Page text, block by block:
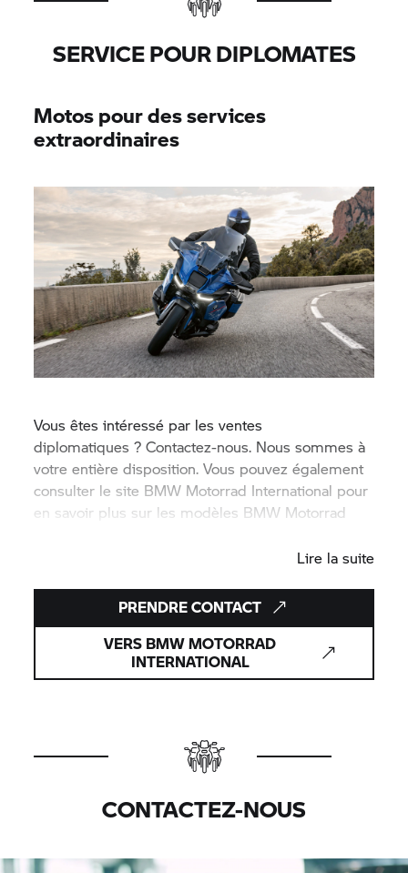
SERVICE POUR DIPLOMATES
Motos pour des services
extraordinaires
Vous êtes intéressé par les ventes
diplomatiques ? Contactez-nous. Nous sommes à
votre entière disposition. Vous pouvez également
consulter le site BMW Motorrad International pour
en savoir plus sur les modèles BMW Motorrad
Lire la suite
PRENDRE CONTACT
VERS BMW MOTORRAD
INTERNATIONAL
CONTACTEZ-NOUS